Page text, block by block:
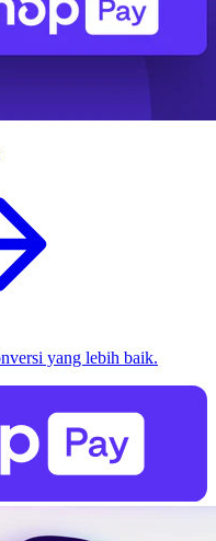
yang lebih baik.